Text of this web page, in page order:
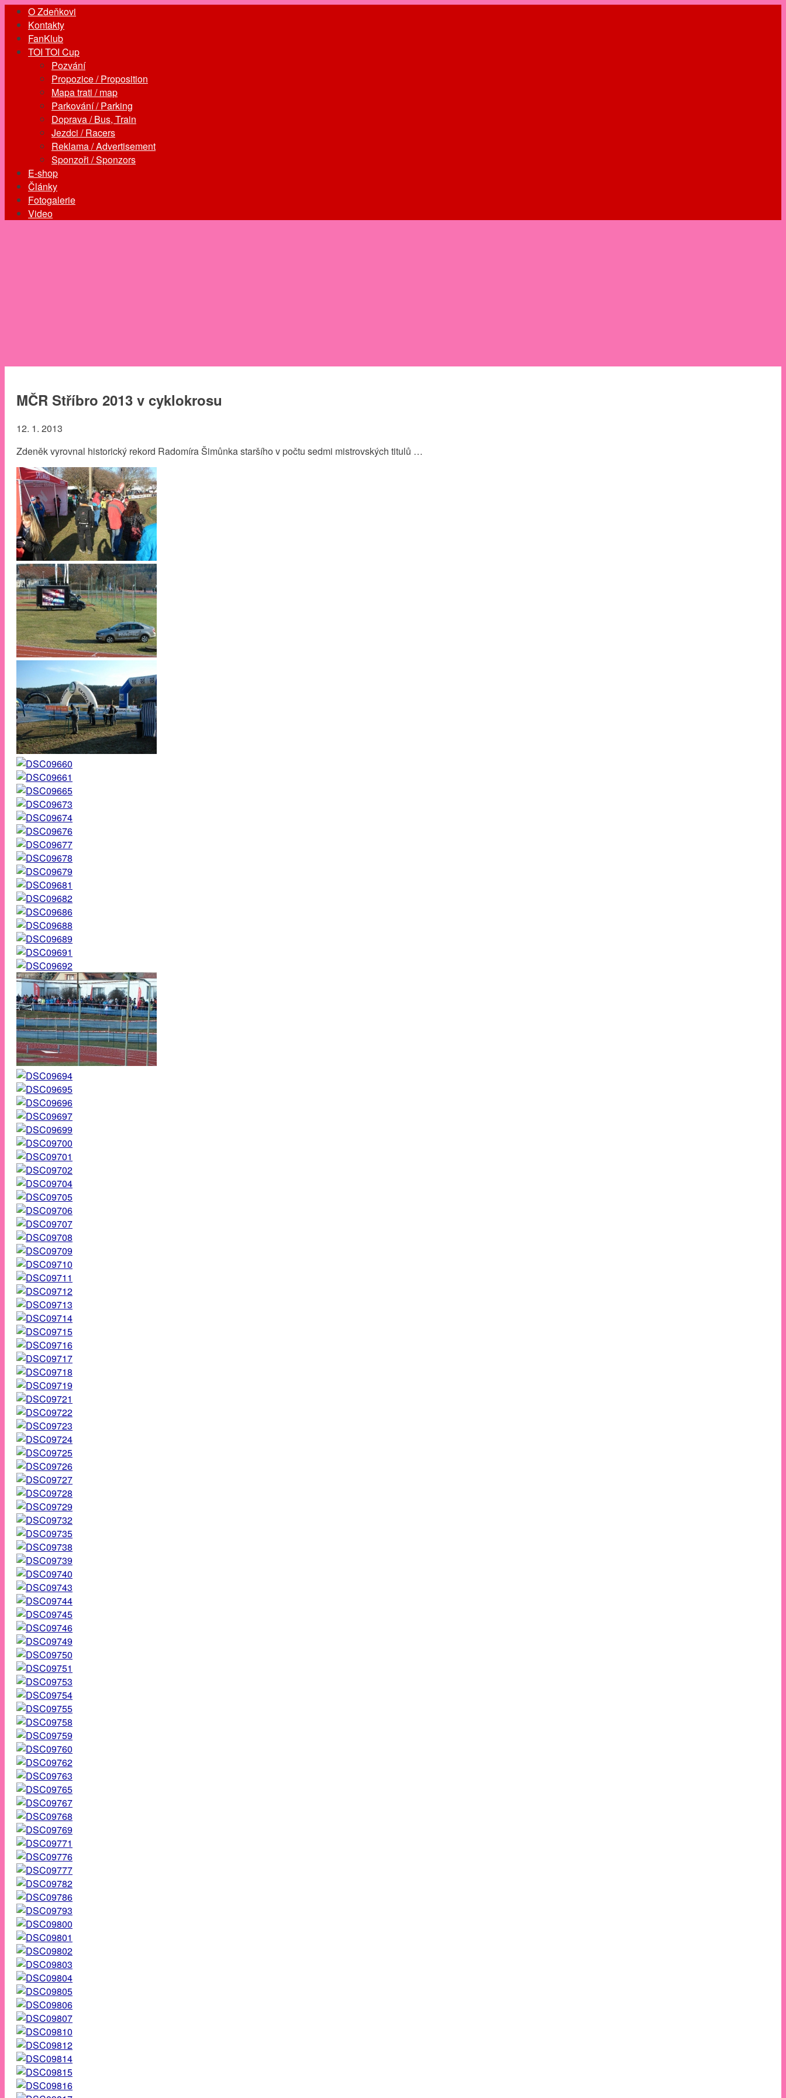
O Zdeňkovi
Kontakty
FanKlub
TOI TOI Cup
Pozvání
Propozice / Proposition
Mapa trati / map
Parkování / Parking
Doprava / Bus, Train
Jezdci / Racers
Reklama / Advertisement
Sponzoři / Sponzors
E-shop
Články
Fotogalerie
Video
MČR Stříbro 2013 v cyklokrosu
12. 1. 2013
Zdeněk vyrovnal historický rekord Radomíra Šimůnka staršího v počtu sedmi mistrovských titulů …